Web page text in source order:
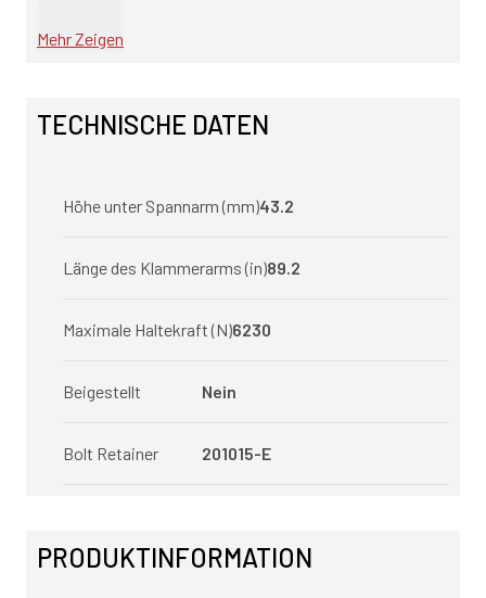
Mehr Zeigen
TECHNISCHE DATEN
Höhe unter Spannarm (mm)43.2
Länge des Klammerarms (in)89.2
Maximale Haltekraft (N)6230
Beigestellt Nein
Bolt Retainer 201015-E
PRODUKTINFORMATION